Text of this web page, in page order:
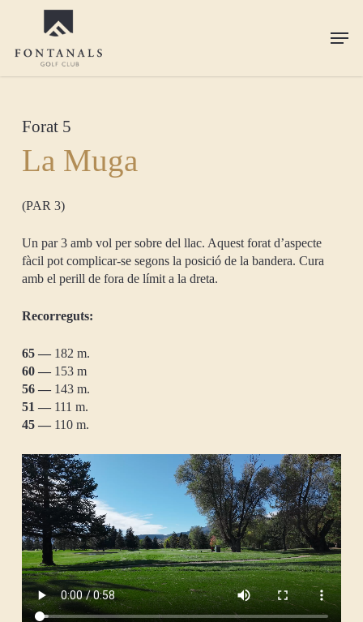
content
Menu
Forat 5
La Muga
(PAR 3)
Un par 3 amb vol per sobre del llac. Aquest forat d’aspecte
fàcil pot complicar-se segons la posició de la bandera. Cura
amb el perill de fora de límit a la dreta.
Recorreguts:
65 — 182 m.
60 — 153 m
56 — 143 m.
51 — 111 m.
45 — 110 m.